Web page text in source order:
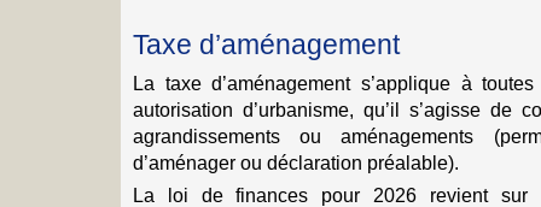
Taxe d’aménagement
La taxe d’aménagement s’applique à
autorisation d’urbanisme, qu’il s’agisse de
agrandissements ou aménagements
d’aménager ou déclaration préalable).
La loi de finances pour 2026 revient sur